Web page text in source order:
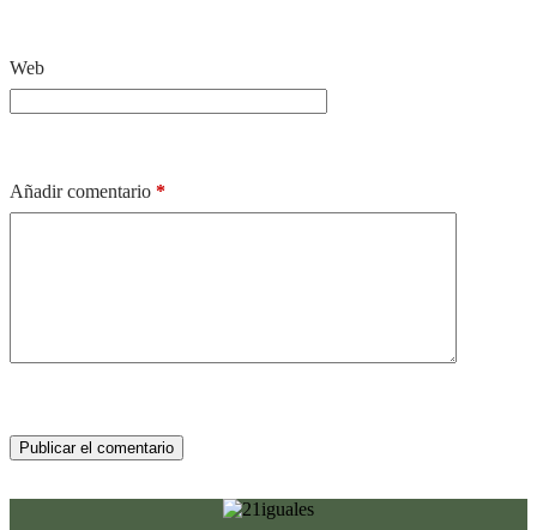
Web
Añadir comentario *
Publicar el comentario